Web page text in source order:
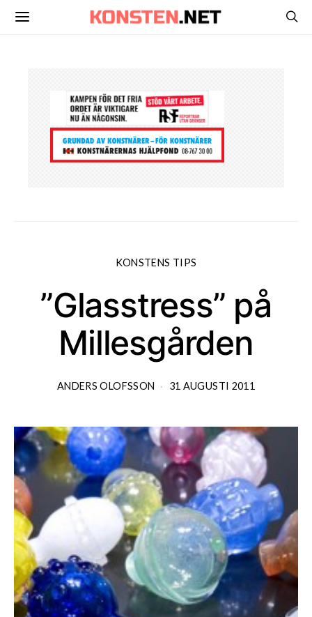
KONSTENS TIPS
”Glasstress” på
Millesgården
ANDERS OLOFSSON 31 AUGUSTI 2011